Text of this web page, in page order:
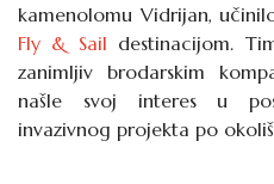
kamenolomu Vidrijan,
Fly & Sail destinacijom.
zanimljiv brodarskim
našle svoj interes u
invazivnog projekta po